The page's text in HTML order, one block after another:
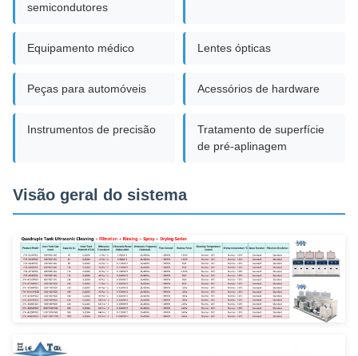
semicondutores
Equipamento médico Lentes ópticas
Peças para automóveis Acessórios de hardware
Instrumentos de precisão
Tratamento de superfície
de pré-aplinagem
Visão geral do sistema